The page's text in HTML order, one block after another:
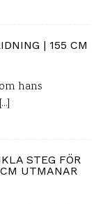
| 155 CM
hans
STEG FÖR
UTMANAR